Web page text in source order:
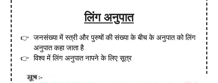
लिंग अनुपात
जनसंख्या में स्त्री और पुरुषों की संख्या के बीच के अनुपात को लिंग
अनुपात कहा जाता है
विश्व में लिंग अनुपात नापने के लिए सूत्र